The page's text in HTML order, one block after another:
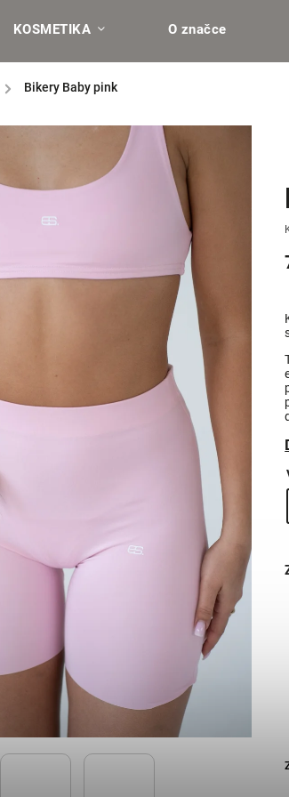
KOSMETIKA O značce
/ Bikery Baby pink